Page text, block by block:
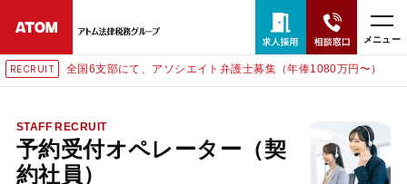
メニュー
RECRUIT 全国6支部にて、アソシエイト弁護士募集（年俸1080万円〜）
STAFF RECRUIT
予約受付オペレーター（契
約社員）
24時間365日全国対応
無料相談窓口はこちら
電話・LINE・メールで相談予約受付中